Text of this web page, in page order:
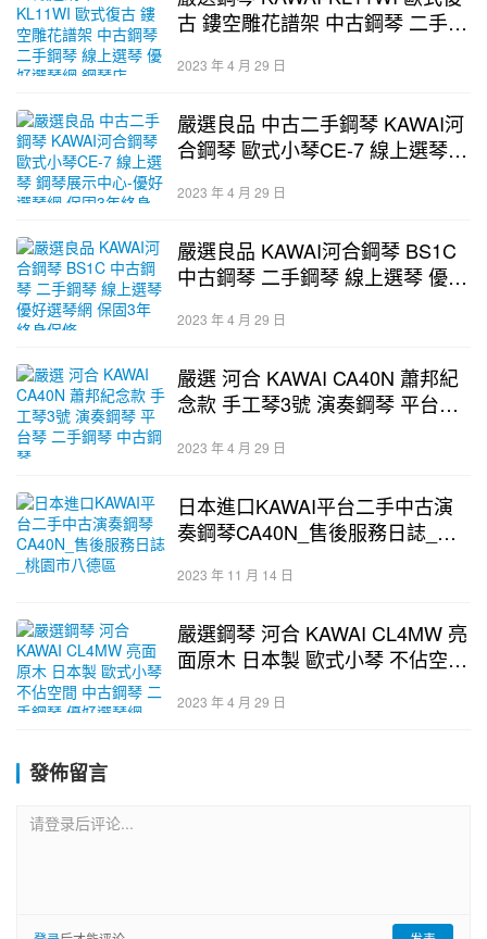
古 鏤空雕花譜架 中古鋼琴 二手鋼
2023 年 4 月 29 日
嚴選良品 中古二手鋼琴 KAWAI河
合鋼琴 歐式小琴CE-7 線上選琴
年終身保修
2023 年 4 月 29 日
嚴選良品 KAWAI河合鋼琴 BS1C
中古鋼琴 二手鋼琴 線上選琴 優好
2023 年 4 月 29 日
嚴選 河合 KAWAI CA40N 蕭邦紀
念款 手工琴3號 演奏鋼琴 平台琴
2023 年 4 月 29 日
日本進口KAWAI平台二手中古演
奏鋼琴CA40N_售後服務日誌_桃
2023 年 11 月 14 日
嚴選鋼琴 河合 KAWAI CL4MW 亮
面原木 日本製 歐式小琴 不佔空間
2023 年 4 月 29 日
發佈留言
请登录后评论...